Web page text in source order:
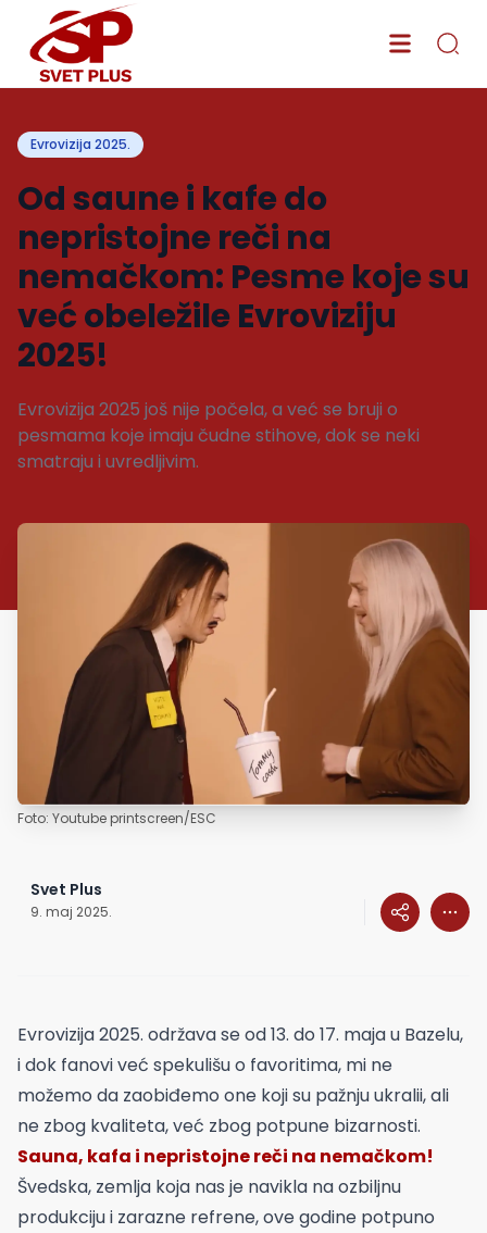
Evrovizija 2025.
Od saune i kafe do
nepristojne reči na
nemačkom: Pesme koje su
već obeležile Evroviziju
2025!
Evrovizija 2025 još nije počela, a već se bruji o
pesmama koje imaju čudne stihove, dok se neki
smatraju i uvredljivim.
Foto: Youtube printscreen/ESC
Svet Plus
9. maj 2025.
Evrovizija 2025. održava se od 13. do 17. maja u Bazelu,
i dok fanovi već spekulišu o favoritima, mi ne
možemo da zaobiđemo one koji su pažnju ukralii, ali
ne zbog kvaliteta, već zbog potpune bizarnosti.
Sauna, kafa i nepristojne reči na nemačkom!
Švedska, zemlja koja nas je navikla na ozbiljnu
produkciju i zarazne refrene, ove godine potpuno